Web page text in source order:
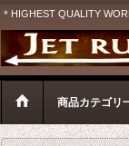
＊HIGHEST QUALITY
商品カテゴリ